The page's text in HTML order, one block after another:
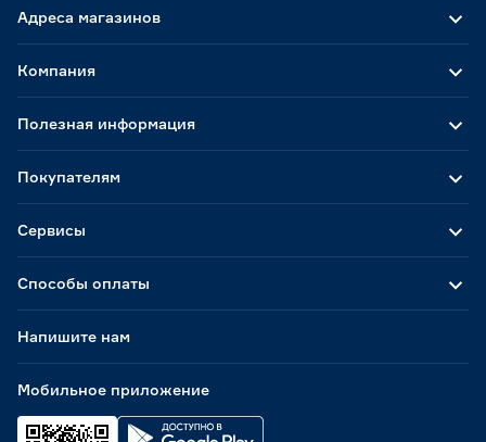
Адреса магазинов
Способы оплаты
Мобильное приложение
Компания
Полезная информация
Покупателям
Сервисы
Напишите нам